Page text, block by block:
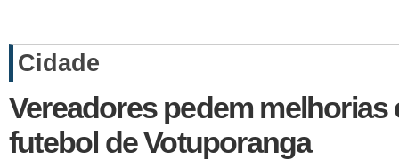
Cidade
Vereadores pedem melhorias
futebol de Votuporanga